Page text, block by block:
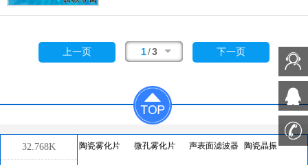
耐振,耐撞击等优良的耐环境特性,满足无铅焊
上一页 1/3 下一页
32.768K 陶瓷雾化片 微孔雾化片 声表面滤波器 陶瓷晶振